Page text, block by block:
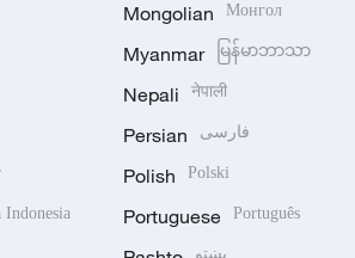
Indonesia
Mongolian Монгол
Myanmar မြန်မာဘာသာ
Nepali नेपाली
Persian فارسی
Polish Polski
Portuguese Português
پښتو